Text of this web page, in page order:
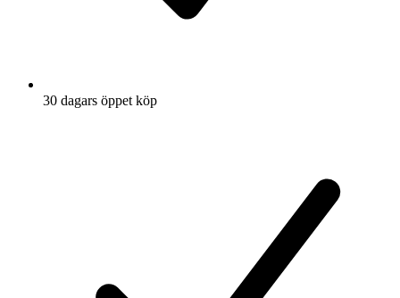
30 dagars öppet köp